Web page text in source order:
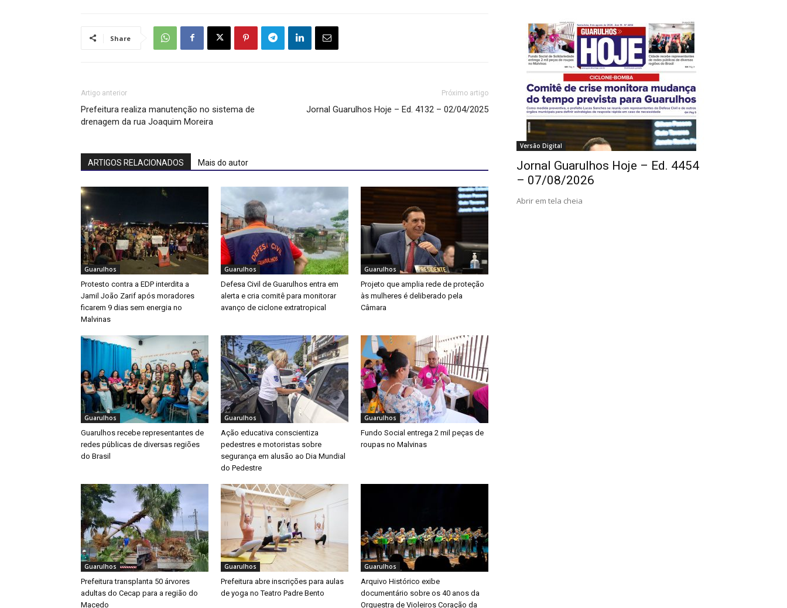
Share
Artigo anterior
Prefeitura realiza manutenção no sistema de
drenagem da rua Joaquim Moreira
Próximo artigo
Jornal Guarulhos Hoje – Ed. 4132 – 02/04/2025
ARTIGOS RELACIONADOS Mais do autor
Guarulhos
Protesto contra a EDP interdita a
Jamil João Zarif após moradores
ficarem 9 dias sem energia no
Malvinas
Guarulhos
Defesa Civil de Guarulhos entra em
alerta e cria comitê para monitorar
avanço de ciclone extratropical
Guarulhos
Projeto que amplia rede de proteção
às mulheres é deliberado pela
Câmara
Guarulhos
Guarulhos recebe representantes de
redes públicas de diversas regiões
do Brasil
Guarulhos
Ação educativa conscientiza
pedestres e motoristas sobre
segurança em alusão ao Dia Mundial
do Pedestre
Guarulhos
Fundo Social entrega 2 mil peças de
roupas no Malvinas
Guarulhos
Prefeitura transplanta 50 árvores
adultas do Cecap para a região do
Macedo
Guarulhos
Prefeitura abre inscrições para aulas
de yoga no Teatro Padre Bento
Guarulhos
Arquivo Histórico exibe
documentário sobre os 40 anos da
Orquestra de Violeiros Coração da
Versão Digital
Jornal Guarulhos Hoje – Ed. 4454
– 07/08/2026
Abrir em tela cheia